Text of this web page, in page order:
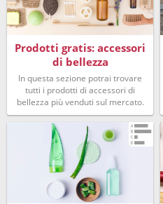
Prodotti gratis: accessori
di bellezza
In questa sezione potrai trovare
tutti i prodotti di accessori di
bellezza più venduti sul mercato.